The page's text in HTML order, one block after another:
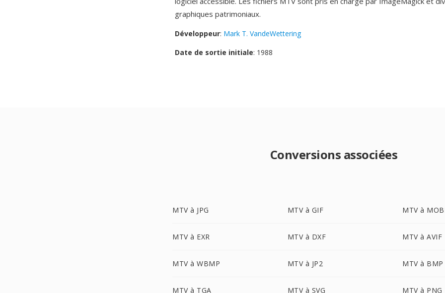
graphiques patrimoniaux.
Développeur: Mark T. VandeWettering
Date de sortie initiale: 1988
Conversions associées
MTV à JPG MTV à GIF MTV à
MTV à EXR MTV à DXF MTV à AVIF
MTV à WBMP MTV à JP2 MTV à BMP
MTV à TGA MTV à SVG MTV à PNG